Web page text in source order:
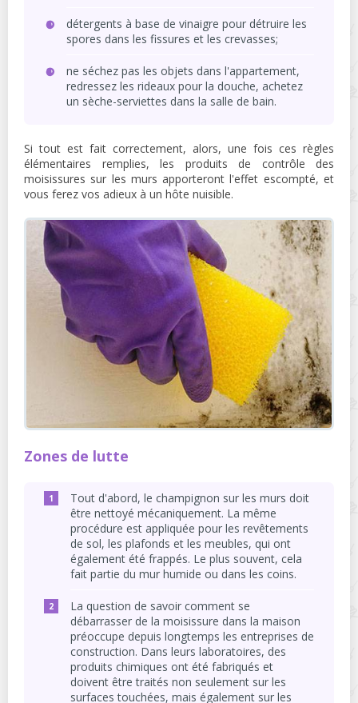
détergents à base de vinaigre pour détruire les
spores dans les fissures et les crevasses;
ne séchez pas les objets dans l'appartement,
redressez les rideaux pour la douche, achetez
un sèche-serviettes dans la salle de bain.
Si tout est fait correctement, alors, une fois ces règles
élémentaires remplies, les produits de contrôle des
moisissures sur les murs apporteront l'effet escompté, et
vous ferez vos adieux à un hôte nuisible.
Zones de lutte
Tout d'abord, le champignon sur les murs doit
être nettoyé mécaniquement. La même
procédure est appliquée pour les revêtements
de sol, les plafonds et les meubles, qui ont
également été frappés. Le plus souvent, cela
fait partie du mur humide ou dans les coins.
La question de savoir comment se
débarrasser de la moisissure dans la maison
préoccupe depuis longtemps les entreprises de
construction. Dans leurs laboratoires, des
produits chimiques ont été fabriqués et
doivent être traités non seulement sur les
surfaces touchées, mais également sur les